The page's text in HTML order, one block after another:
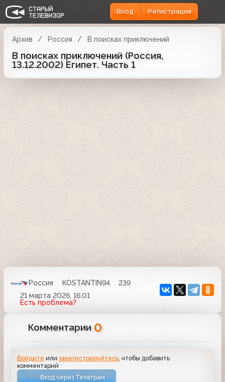
Вход Регистрация
Архив Россия В поисках приключений
В поисках приключений (Россия,
13.12.2002) Египет. Часть 1
Россия KOSTANTIN94
239
21 марта 2026, 16:01
Есть проблема?
Комментарии 0
Войдите илизарегистрируйтесь , чтобы добавить
комментарий
Вход через Телеграм